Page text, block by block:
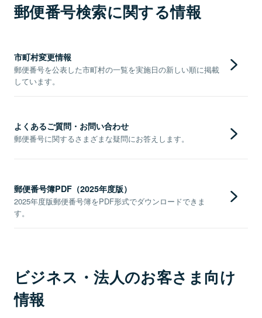
郵便番号検索に関する情報
市町村変更情報
郵便番号を公表した市町村の一覧を実施日の新しい順に掲載
しています。
よくあるご質問・お問い合わせ
郵便番号に関するさまざまな疑問にお答えします。
郵便番号簿PDF（2025年度版）
2025年度版郵便番号簿をPDF形式でダウンロードできま
す。
ビジネス・法人のお客さま向け
情報